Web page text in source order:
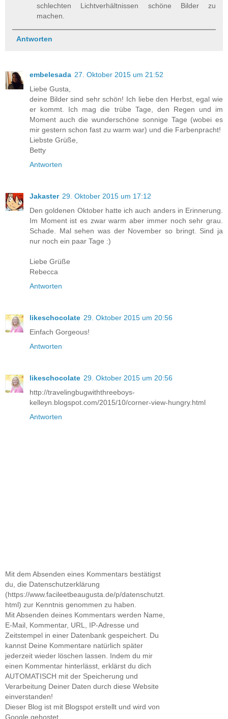
schlechten Lichtverhältnissen schöne Bilder zu
machen.
Antworten
embelesada 27. Oktober 2015 um 21:52
Liebe Gusta,
deine Bilder sind sehr schön! Ich liebe den Herbst, egal wie
er kommt. Ich mag die trübe Tage, den Regen und im
Moment auch die wunderschöne sonnige Tage (wobei es
mir gestern schon fast zu warm war) und die Farbenpracht!
Liebste Grüße,
Betty
Antworten
Jakaster 29. Oktober 2015 um 17:12
Den goldenen Oktober hatte ich auch anders in Erinnerung.
Im Moment ist es zwar warm aber immer noch sehr grau.
Schade. Mal sehen was der November so bringt. Sind ja
nur noch ein paar Tage :)
Liebe Grüße
Rebecca
Antworten
likeschocolate 29. Oktober 2015 um 20:56
Einfach Gorgeous!
Antworten
likeschocolate 29. Oktober 2015 um 20:56
http://travelingbugwiththreeboys-
kelleyn.blogspot.com/2015/10/corner-view-hungry.html
Antworten
Mit dem Absenden eines Kommentars bestätigst
du, die Datenschutzerklärung
(https://www.facileetbeaugusta.de/p/datenschutzt.
html) zur Kenntnis genommen zu haben.
Mit Absenden deines Kommentars werden Name,
E-Mail, Kommentar, URL, IP-Adresse und
Zeitstempel in einer Datenbank gespeichert. Du
kannst Deine Kommentare natürlich später
jederzeit wieder löschen lassen. Indem du mir
einen Kommentar hinterlässt, erklärst du dich
AUTOMATISCH mit der Speicherung und
Verarbeitung Deiner Daten durch diese Website
einverstanden!
Dieser Blog ist mit Blogspot erstellt und wird von
Google gehostet.